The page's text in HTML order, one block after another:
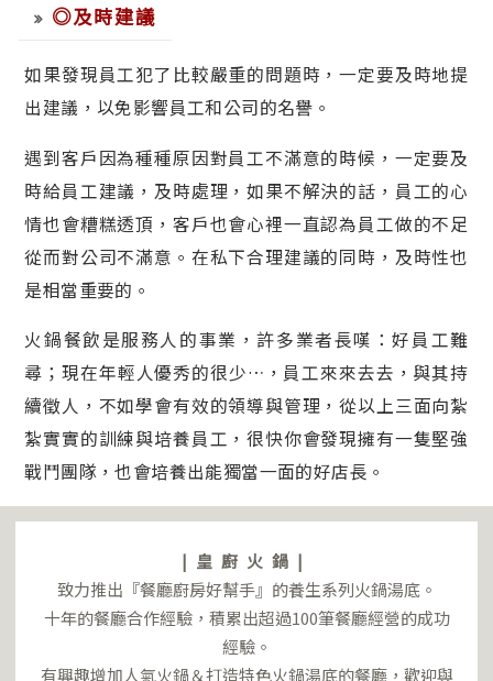
◎及時建議
如果發現員工犯了比較嚴重的問題時，一定要及時地提
出建議，以免影響員工和公司的名譽。
遇到客戶因為種種原因對員工不滿意的時候，一定要及
時給員工建議，及時處理，如果不解決的話，員工的心
情也會糟糕透頂，客戶也會心裡一直認為員工做的不足
從而對公司不滿意。在私下合理建議的同時，及時性也
是相當重要的。
火鍋餐飲是服務人的事業，許多業者長嘆：好員工難
尋；現在年輕人優秀的很少…，員工來來去去，與其持
續徵人，不如學會有效的領導與管理，從以上三面向紮
紮實實的訓練與培養員工，很快你會發現擁有一隻堅強
戰鬥團隊，也會培養出能獨當一面的好店長。
|皇廚火鍋|
致力推出『餐廳廚房好幫手』的養生系列火鍋湯底。
十年的餐廳合作經驗，積累出超過100筆餐廳經營的成功
經驗。
有興趣增加人氣火鍋＆打造特色火鍋湯底的餐廳，歡迎與